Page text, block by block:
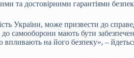
та достовірними гарантіями
України, може призвести до
самооборони мають бути
на його безпеку», –